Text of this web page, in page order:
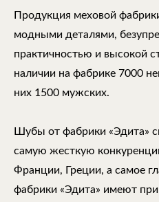
Продукция меховой
модными деталями,
практичностью и высокой
наличии на фабрике 7000
них 1500 мужских.
Шубы от фабрики «Эдита»
самую жесткую
Франции, Греции, а самое
фабрики «Эдита» имеют